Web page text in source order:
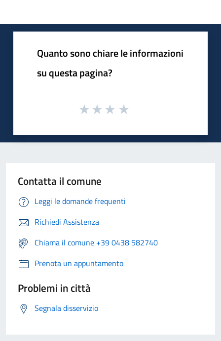
Quanto sono chiare le informazioni
su questa pagina?
Contatta il comune
Leggi le domande frequenti
Richiedi Assistenza
Chiama il comune +39 0438 582740
Prenota un appuntamento
Problemi in città
Segnala disservizio